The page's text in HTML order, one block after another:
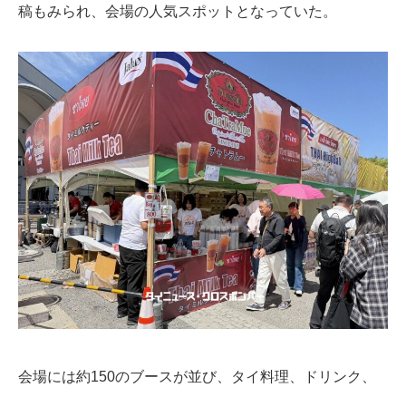
稿もみられ、会場の人気スポットとなっていた。
会場には約150のブースが並び、タイ料理、ドリンク、